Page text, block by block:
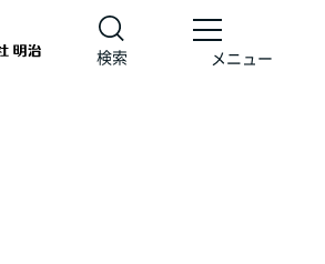
検索 メニュー